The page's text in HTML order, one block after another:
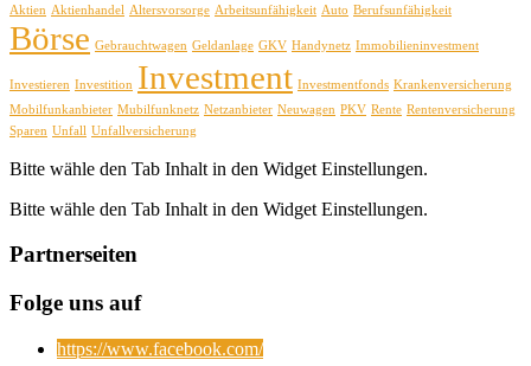
Aktien Aktienhandel Altersvorsorge Arbeitsunfähigkeit Auto Berufsunfähigkeit
Börse Gebrauchtwagen Geldanlage GKV Handynetz Immobilieninvestment
Investieren Investition Investment Investmentfonds Krankenversicherung
Mobilfunkanbieter Mubilfunknetz Netzanbieter Neuwagen PKV Rente Rentenversicherung
Sparen Unfall Unfallversicherung
Bitte wähle den Tab Inhalt in den Widget Einstellungen.
Bitte wähle den Tab Inhalt in den Widget Einstellungen.
Partnerseiten
Folge uns auf
https://www.facebook.com/